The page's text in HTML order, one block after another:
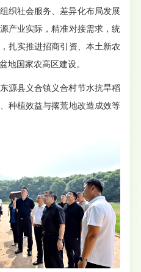
织社会服务、差异化布局发展
产业实际，精准对接需求，统
扎实推进招商引资、本土新农
地国家农高区建设。
源县义合镇义合村节水抗旱稻
种植效益与撂荒地改造成效等